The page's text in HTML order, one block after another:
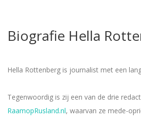
Biografie Hella
Hella Rottenberg is journalist met een
Tegenwoordig is zij een van de drie
RaamopRusland.nl, waarvan ze mede-